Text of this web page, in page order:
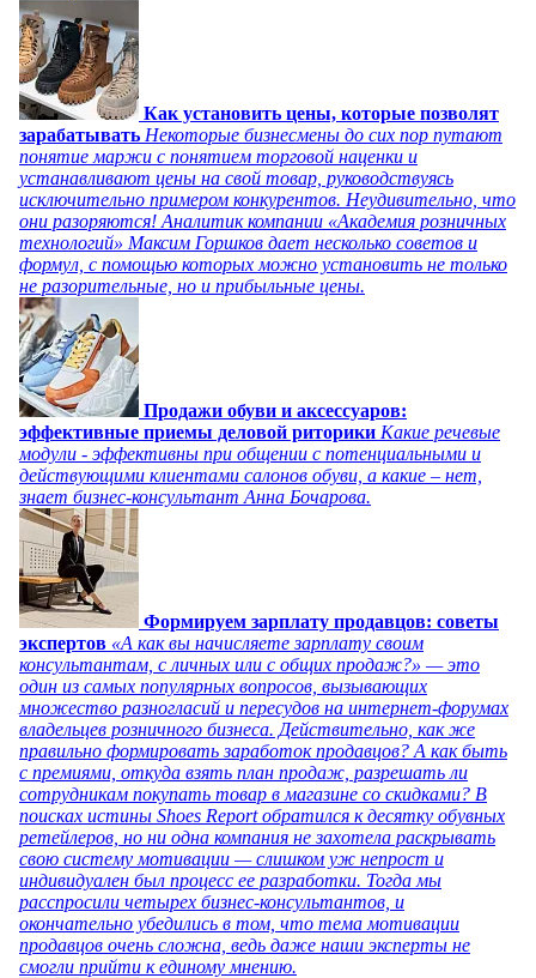
Как установить цены, которые позволят
зарабатывать Некоторые бизнесмены до сих пор путают
понятие маржи с понятием торговой наценки и
устанавливают цены на свой товар, руководствуясь
исключительно примером конкурентов. Неудивительно, что
они разоряются! Аналитик компании «Академия розничных
технологий» Максим Горшков дает несколько советов и
формул, с помощью которых можно установить не только
не разорительные, но и прибыльные цены.
Продажи обуви и аксессуаров:
эффективные приемы деловой риторики Какие речевые
модули - эффективны при общении с потенциальными и
действующими клиентами салонов обуви, а какие – нет,
знает бизнес-консультант Анна Бочарова.
Формируем зарплату продавцов: советы
экспертов «А как вы начисляете зарплату своим
консультантам, с личных или с общих продаж?» — это
один из самых популярных вопросов, вызывающих
множество разногласий и пересудов на интернет-форумах
владельцев розничного бизнеса. Действительно, как же
правильно формировать заработок продавцов? А как быть
с премиями, откуда взять план продаж, разрешать ли
сотрудникам покупать товар в магазине со скидками? В
поисках истины Shoes Report обратился к десятку обувных
ретейлеров, но ни одна компания не захотела раскрывать
свою систему мотивации — слишком уж непрост и
индивидуален был процесс ее разработки. Тогда мы
расспросили четырех бизнес-консультантов, и
окончательно убедились в том, что тема мотивации
продавцов очень сложна, ведь даже наши эксперты не
смогли прийти к единому мнению.